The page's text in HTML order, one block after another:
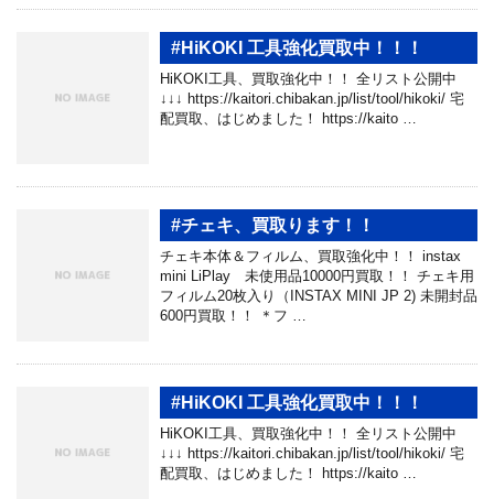
#HiKOKI 工具強化買取中！！！
HiKOKI工具、買取強化中！！ 全リスト公開中
↓↓↓ https://kaitori.chibakan.jp/list/tool/hikoki/ 宅
配買取、はじめました！ https://kaito …
#チェキ、買取ります！！
チェキ本体＆フィルム、買取強化中！！ instax
mini LiPlay 未使用品10000円買取！！ チェキ用
フィルム20枚入り（INSTAX MINI JP 2) 未開封品
600円買取！！ ＊フ …
#HiKOKI 工具強化買取中！！！
HiKOKI工具、買取強化中！！ 全リスト公開中
↓↓↓ https://kaitori.chibakan.jp/list/tool/hikoki/ 宅
配買取、はじめました！ https://kaito …